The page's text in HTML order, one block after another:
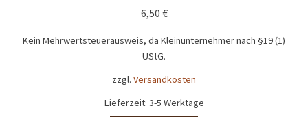
6,50 €
Kein Mehrwertsteuerausweis, da Kleinunternehmer nach §19 (1)
UStG.
zzgl. Versandkosten
Lieferzeit: 3-5 Werktage